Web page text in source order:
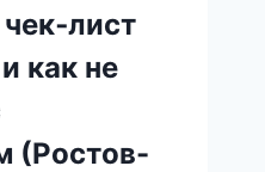
как не
(Ростов-